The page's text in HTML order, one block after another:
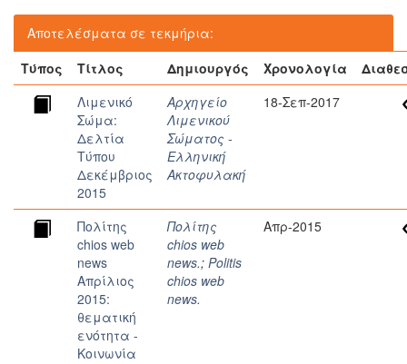
Αποτελέσματα σε τεκμήρια:
Τύπος
Τίτλος Δημιουργός Χρονολογία
Λιμενικό
Σώμα:
Δελτία
Τύπου
Δεκέμβριος
2015
Αρχηγείο
Λιμενικού
Σώματος -
Ελληνική
Ακτοφυλακή
18-Σεπ-2017
Πολίτης
chios web
news
Απρίλιος
2015:
θεματική
ενότητα -
Κοινωνία
Πολίτης
chios web
news.; Politis
chios web
news.
Απρ-2015